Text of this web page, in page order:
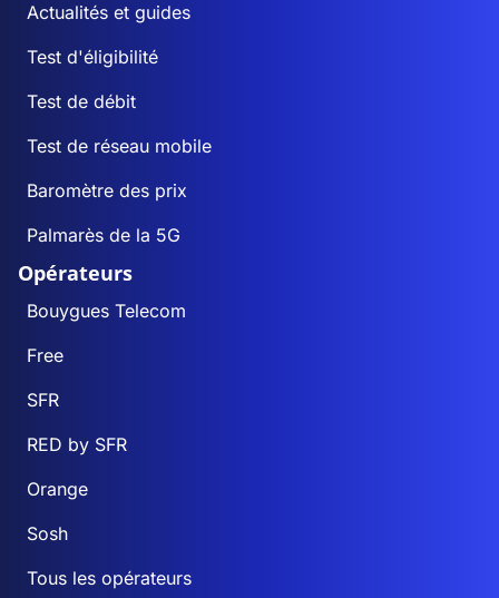
Actualités et guides
Test d'éligibilité
Test de débit
Test de réseau mobile
Baromètre des prix
Palmarès de la 5G
Opérateurs
Bouygues Telecom
Free
SFR
RED by SFR
Orange
Sosh
Tous les opérateurs